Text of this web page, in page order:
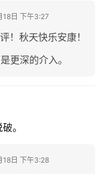
日 下午3:27
！秋天快乐安康！
更深的介入。
。
18日 下午3:28